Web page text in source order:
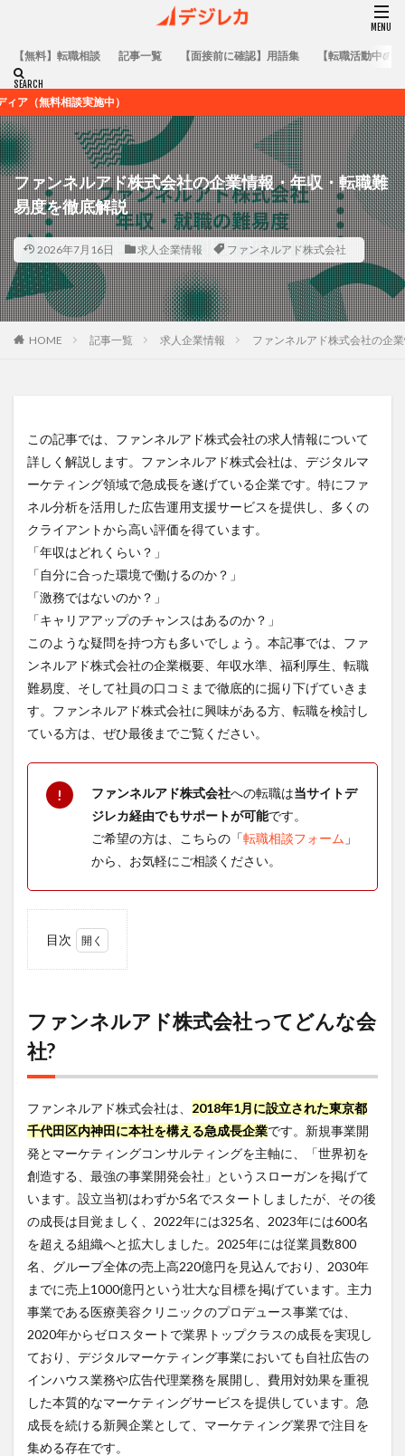
【無料】転職相談 記事一覧 【面接前に確認】用語集 【転職活動中の
中）
ファンネルアド株式会社の企業情報・年収・転職難
易度を徹底解説
2026年7月16日 求人企業情報 ファンネルアド株式会社
HOME 記事一覧 求人企業情報 ファンネルアド株式会社の企
この記事では、ファンネルアド株式会社の求人情報について
詳しく解説します。ファンネルアド株式会社は、デジタルマ
ーケティング領域で急成長を遂げている企業です。特にファ
ネル分析を活用した広告運用支援サービスを提供し、多くの
クライアントから高い評価を得ています。
「年収はどれくらい？」
「自分に合った環境で働けるのか？」
「激務ではないのか？」
「キャリアアップのチャンスはあるのか？」
このような疑問を持つ方も多いでしょう。本記事では、ファ
ンネルアド株式会社の企業概要、年収水準、福利厚生、転職
難易度、そして社員の口コミまで徹底的に掘り下げていきま
す。ファンネルアド株式会社に興味がある方、転職を検討し
ている方は、ぜひ最後までご覧ください。
! ファンネルアド株式会社への転職は当サイトデ
ジレカ経由でもサポートが可能です。
ご希望の方は、こちらの「転職相談フォーム 」
から、お気軽にご相談ください。
目次
ルア
ド株
式会
社っ
てど
会
社?
2
ファ
ンネ
ルア
ド株
式会
社の
年収
事情
2.1
年収
の平
均と
推移
2.2
業界
水準
ファンネルアド株式会社ってどんな会
社?
ファンネルアド株式会社は、 2018年1月に設立された東京都
千代田区内神田に本社を構える急成長企業です。新規事業開
発とマーケティングコンサルティングを主軸に、「世界初を
創造する、最強の事業開発会社」というスローガンを掲げて
います。設立当初はわずか5名でスタートしましたが、その後
の成長は目覚ましく、2022年には325名、2023年には600名
を超える組織へと拡大しました。2025年には従業員数800
名、グループ全体の売上高220億円を見込んでおり、2030年
までに売上1000億円という壮大な目標を掲げています。主力
事業である医療美容クリニックのプロデュース事業では、
2020年からゼロスタートで業界トップクラスの成長を実現し
ており、デジタルマーケティング事業においても自社広告の
インハウス業務や広告代理業務を展開し、費用対効果を重視
した本質的なマーケティングサービスを提供しています。急
成長を続ける新興企業として、マーケティング業界で注目を
集める存在です。